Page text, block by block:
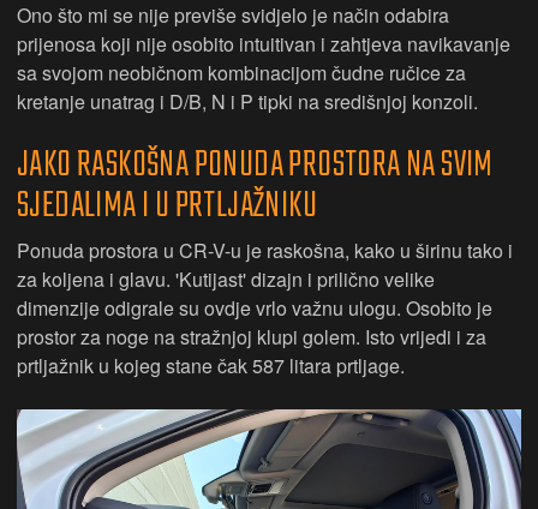
Ono što mi se nije previše svidjelo je način odabira
prijenosa koji nije osobito intuitivan i zahtjeva navikavanje
sa svojom neobičnom kombinacijom čudne ručice za
kretanje unatrag i D/B, N i P tipki na središnjoj konzoli.
JAKO RASKOŠNA PONUDA PROSTORA NA SVIM
SJEDALIMA I U PRTLJAŽNIKU
Ponuda prostora u CR-V-u je raskošna, kako u širinu tako i
za koljena i glavu. 'Kutijast' dizajn i prilično velike
dimenzije odigrale su ovdje vrlo važnu ulogu. Osobito je
prostor za noge na stražnjoj klupi golem. Isto vrijedi i za
prtljažnik u kojeg stane čak 587 litara prtljage.